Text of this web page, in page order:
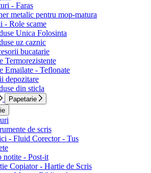
- Faras
metalic pentru mop-matura
- Role scame
Unica Folosinta
uz caznic
bucatarie
Termorezistente
Emailate - Teflonate
depozitare
din sticla
Papetarie
de scris
- Fluid Corector - Tus
notite - Post-it
Copiator - Hartie de Scris